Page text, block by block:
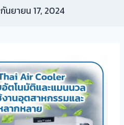
กันยายน 17, 2024